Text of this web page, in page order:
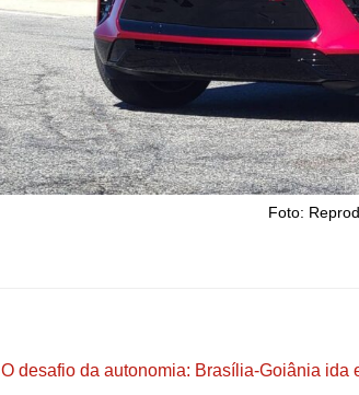
Foto:
O desafio da autonomia: Brasília-Goiânia ida